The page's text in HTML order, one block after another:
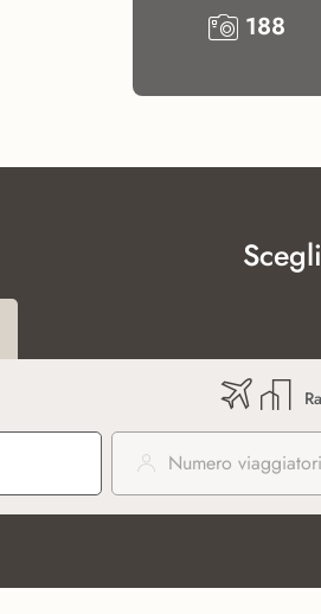
188
Numero viaggiatori